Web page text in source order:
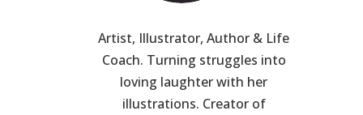
Artist, Illustrator, Author & Life
Coach. Turning struggles into
loving laughter with her
illustrations. Creator of